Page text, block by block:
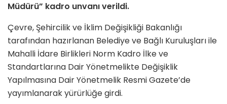
Müdürü” kadro unvanı verildi.
Çevre, Şehircilik ve İklim Değişikliği Bakanlığı
tarafından hazırlanan Belediye ve Bağlı Kuruluşları ile
Mahalli İdare Birlikleri Norm Kadro İlke ve
Standartlarına Dair Yönetmelikte Değişiklik
Yapılmasına Dair Yönetmelik Resmi Gazete’de
yayımlanarak yürürlüğe girdi.